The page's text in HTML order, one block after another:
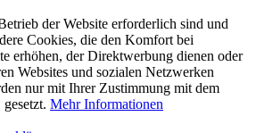
der Website erforderlich sind und
Cookies, die den Komfort bei
erhöhen, der Direktwerbung dienen oder
Websites und sozialen Netzwerken
nur mit Ihrer Zustimmung mit dem
Mehr Informationen